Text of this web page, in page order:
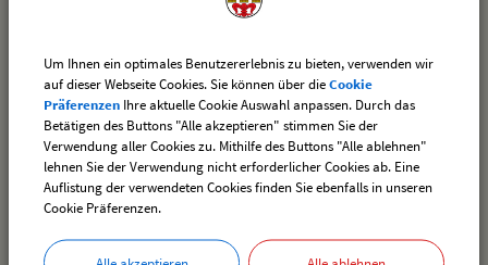
Ortsplan der Gemeinde Hergensweiler
Um Ihnen ein optimales Benutzererlebnis zu bieten, verwenden wir
auf dieser Webseite Cookies. Sie können über dieCookie
Präferenzen Ihre aktuelle Cookie Auswahl anpassen. Durch das
Betätigen des Buttons "Alle akzeptieren" stimmen Sie der
Verwendung aller Cookies zu. Mithilfe des Buttons "Alle ablehnen"
lehnen Sie der Verwendung nicht erforderlicher Cookies ab. Eine
Auflistung der verwendeten Cookies finden Sie ebenfalls in unseren
Cookie Präferenzen.